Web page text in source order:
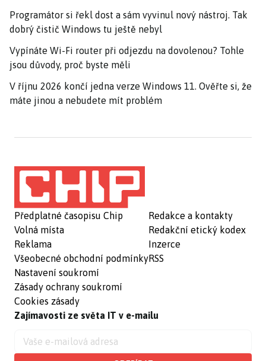
Programátor si řekl dost a sám vyvinul nový nástroj. Tak
dobrý čistič Windows tu ještě nebyl
Vypínáte Wi-Fi router při odjezdu na dovolenou? Tohle
jsou důvody, proč byste měli
V říjnu 2026 končí jedna verze Windows 11. Ověřte si, že
máte jinou a nebudete mít problém
Předplatné časopisu Chip
Volná místa
Reklama
Všeobecné obchodní podmínky
Nastavení soukromí
Zásady ochrany soukromí
Cookies zásady
Redakce a kontakty
Redakční etický kodex
Inzerce
RSS
Zajímavosti ze světa IT v e-mailu